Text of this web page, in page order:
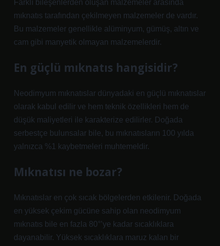
Farklı bileşenlerden oluşan malzemeler arasında
mıknatıs tarafından çekilmeyen malzemeler de vardır.
Bu malzemeler genellikle alüminyum, gümüş, altın ve
cam gibi manyetik olmayan malzemelerdir.
En güçlü mıknatıs hangisidir?
Neodimyum mıknatıslar dünyadaki en güçlü mıknatıslar
olarak kabul edilir ve hem teknik özellikleri hem de
düşük maliyetleri ile karakterize edilirler. Doğada
serbestçe bulunsalar bile, bu mıknatısların 100 yılda
yalnızca %1 kaybetmeleri muhtemeldir.
Mıknatısı ne bozar?
Mıknatıslar en çok sıcak bölgelerden etkilenir. Doğada
en yüksek çekim gücüne sahip olan neodimyum
mıknatıs bile en fazla 80°’ye kadar sıcaklıklara
dayanabilir. Yüksek sıcaklıklara maruz kalan bir